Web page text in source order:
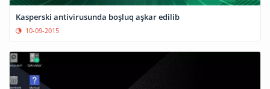
Kasperski antivirusunda boşluq aşkar edilib
10-09-2015